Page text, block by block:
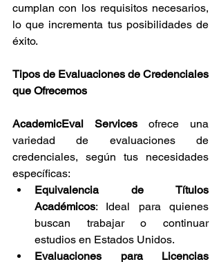
cumplan con los requisitos necesarios,
lo que incrementa tus posibilidades de
éxito.
Tipos de Evaluaciones de Credenciales
que Ofrecemos
AcademicEval Services ofrece una
variedad de evaluaciones de
credenciales, según tus necesidades
específicas:
Equivalencia de Títulos
Académicos: Ideal para quienes
buscan trabajar o continuar
estudios en Estados Unidos.
Evaluaciones para Licencias